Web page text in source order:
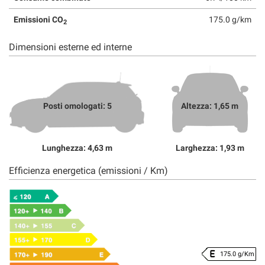
Emissioni CO2 175.0 g/km
Dimensioni esterne ed interne
Posti omologati: 5
Lunghezza: 4,63 m
Altezza: 1,65 m
Larghezza: 1,93 m
Efficienza energetica (emissioni / Km)
175.0 g/Km